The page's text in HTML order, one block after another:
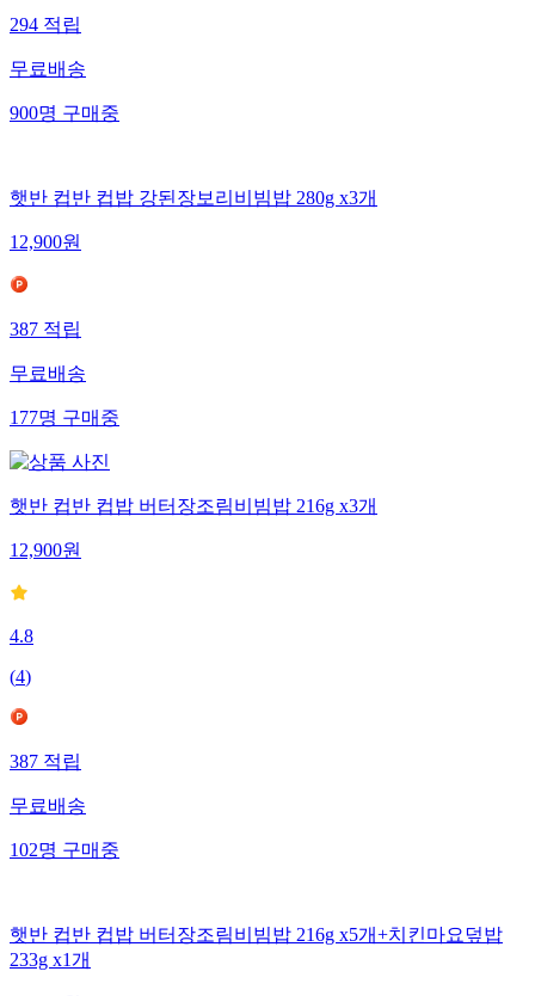
294 적립
무료배송
900명 구매중
햇반 컵반 컵밥 강된장보리비빔밥 280g x3개
12,900원
387적립
무료배송
177명구매중
햇반 컵반 컵밥 버터장조림비빔밥 216g x3개
12,900원
4.8
(4)
387적립
무료배송
102명구매중
햇반 컵반 컵밥 버터장조림비빔밥 216g x5개+치킨마요덮밥
233g x1개